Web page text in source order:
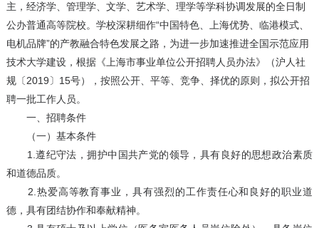
主，经济学、管理学、文学、艺术学、理学等学科协调发展的全日制
公办普通高等院校。学校深耕细作“中国特色、上海优势、临港模式、
电机品牌”的产教融合特色发展之路，为进一步加速推进全国示范应用
技术大学建设，根据《上海市事业单位公开招聘人员办法》（沪人社
规〔2019〕15号），按照公开、平等、竞争、择优的原则，拟公开招
聘一批工作人员。
一、招聘条件
（一）基本条件
1.遵纪守法，拥护中国共产党的领导，具有良好的思想政治素质
和道德品质。
2.热爱高等教育事业，具有强烈的工作责任心和良好的职业道
德，具有团结协作和奉献精神。